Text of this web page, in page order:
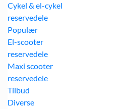
Cykel & el-cykel
reservedele
El-scooter
reservedele
Maxi scooter
reservedele
Diverse